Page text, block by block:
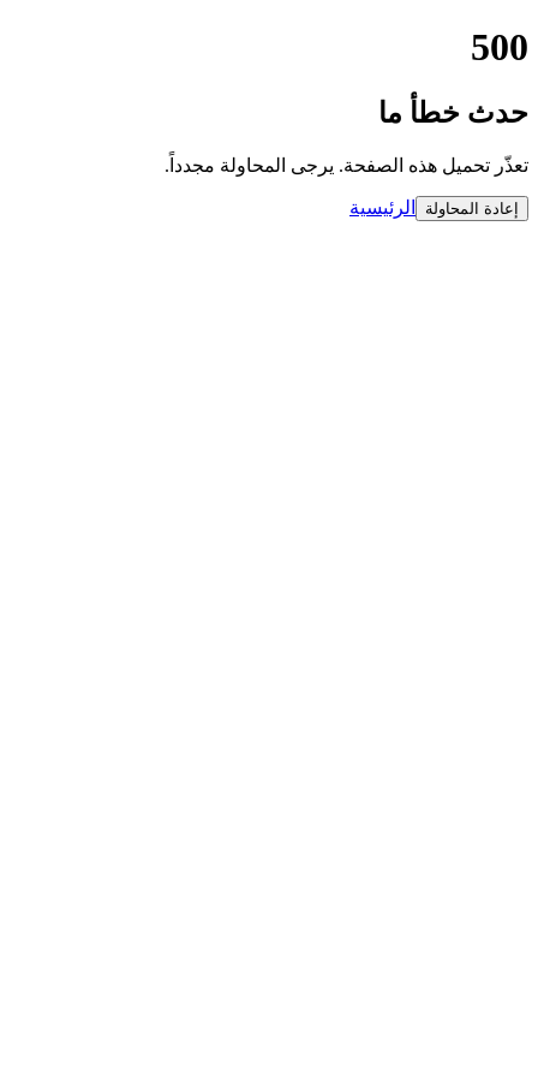
500
حدث خطأ ما
تعذّر تحميل هذه الصفحة. يرجى المحاولة مجدداً.
إعادة المحاولة الرئيسية